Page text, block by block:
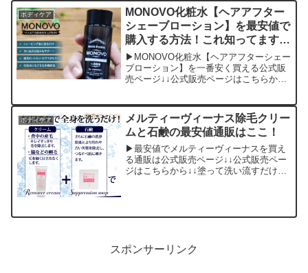
を損することなく購入するには大手ショ
ッピングサイトの「楽...
ボディケア
MONOVO化粧水【ヘアアフター
シェーブローション】を最安値で
購入する方法！これ知ってます
か？
▶MONOVO化粧水【ヘアアフターシェー
ブローション】を一番安く買える公式販
売ページ↓↓公式販売ページはこちらから
や除毛後に塗るだけで、次に生える悩み
をサポートして...
ボディケア
メルティーヴィーナス除毛クリー
ムと石鹸の最安値通販はここ！
▶最安値でメルティーヴィーナスを買え
る通販は公式販売ページ↓↓公式販売ペー
ジはこちらから↓↓塗って洗い流すだけ
ティーヴィーナスの除...
スポンサーリンク